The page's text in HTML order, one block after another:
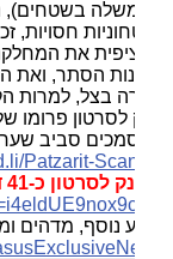
חסויות, זכו
את המחלקה
הסתר, ואת
בצל, למרות הקשר
פרומו של כ- 2 דקות -
סביב
did.li/Patzarit-
כ-41 דקות ביוטיוב
.
נוסף, מדהים ומרתק